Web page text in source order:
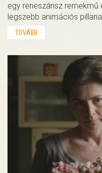
egy reneszánsz
legszebb animációs
TOVÁBB